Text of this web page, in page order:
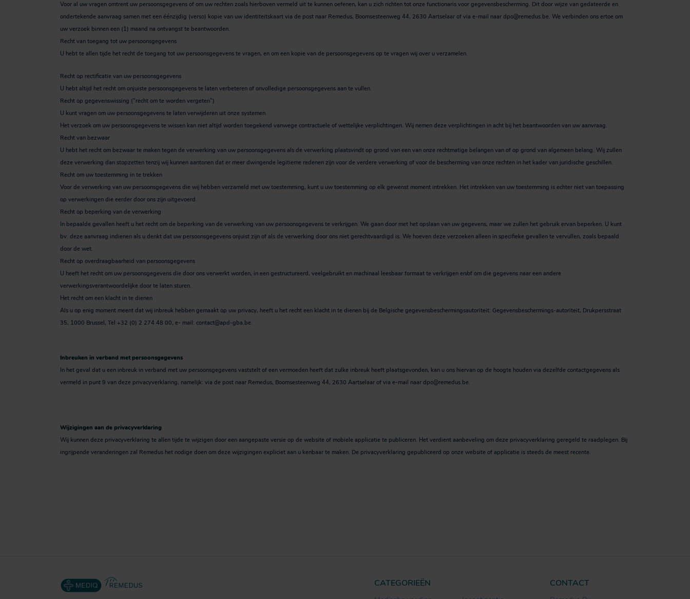
Voor al uw vragen omtrent uw persoonsgegevens of om uw rechten zoals hierboven vermeld uit te kunnen oefenen, kan u zich richten tot onze functionaris voor gegevensbescherming. Dit door wijze van gedateerde en
ondertekende aanvraag samen met een éénzijdig (verso) kopie van uw identiteitskaart via de post naar Remedus, Boomsesteenweg 44, 2630 Aartselaar of via e-mail naar dpo@remedus.be. We verbinden ons ertoe om
uw verzoek binnen een (1) maand na ontvangst te beantwoorden.
Recht van toegang tot uw persoonsgegevens
U hebt te allen tijde het recht de toegang tot uw persoonsgegevens te vragen, en om een kopie van de persoonsgegevens op te vragen wij over u verzamelen.
Recht op rectificatie van uw persoonsgegevens
U hebt altijd het recht om onjuiste persoonsgegevens te laten verbeteren of onvolledige persoonsgegevens aan te vullen.
Recht op gegevenswissing (“recht om te worden vergeten”)
U kunt vragen om uw persoonsgegevens te laten verwijderen uit onze systemen.
Het verzoek om uw persoonsgegevens te wissen kan niet altijd worden toegekend vanwege contractuele of wettelijke verplichtingen. Wij nemen deze verplichtingen in acht bij het beantwoorden van uw aanvraag.
Recht van bezwaar
U hebt het recht om bezwaar te maken tegen de verwerking van uw persoonsgegevens als de verwerking plaatsvindt op grond van een van onze rechtmatige belangen van of op grond van algemeen belang. Wij zullen
deze verwerking dan stopzetten tenzij wij kunnen aantonen dat er meer dwingende legitieme redenen zijn voor de verdere verwerking of voor de bescherming van onze rechten in het kader van juridische geschillen.
Recht om uw toestemming in te trekken
Voor de verwerking van uw persoonsgegevens die wij hebben verzameld met uw toestemming, kunt u uw toestemming op elk gewenst moment intrekken. Het intrekken van uw toestemming is echter niet van toepassing
op verwerkingen die eerder door ons zijn uitgevoerd.
Recht op beperking van de verwerking
In bepaalde gevallen heeft u het recht om de beperking van de verwerking van uw persoonsgegevens te verkrijgen. We gaan door met het opslaan van uw gegevens, maar we zullen het gebruik ervan beperken. U kunt
bv. deze aanvraag indienen als u denkt dat uw persoonsgegevens onjuist zijn of als de verwerking door ons niet gerechtvaardigd is. We hoeven deze verzoeken alleen in specifieke gevallen te vervullen, zoals bepaald
door de wet.
Recht op overdraagbaarheid van persoonsgegevens
U heeft het recht om uw persoonsgegevens die door ons verwerkt worden, in een gestructureerd, veelgebruikt en machinaal leesbaar formaat te verkrijgen en/of om die gegevens naar een andere
verwerkingsverantwoordelijke door te laten sturen.
Het recht om een klacht in te dienen
Als u op enig moment meent dat wij inbreuk hebben gemaakt op uw privacy, heeft u het recht een klacht in te dienen bij de Belgische gegevensbeschermingsautoriteit: Gegevensbeschermings-autoriteit, Drukpersstraat
35, 1000 Brussel, Tel +32 (0) 2 274 48 00, e- mail: contact@apd-gba.be.
Inbreuken in verband met persoonsgegevens
In het geval dat u een inbreuk in verband met uw persoonsgegevens vaststelt of een vermoeden heeft dat zulke inbreuk heeft plaatsgevonden, kan u ons hiervan op de hoogte houden via dezelfde contactgegevens als
vermeld in punt 9 van deze privacyverklaring, namelijk: via de post naar Remedus, Boomsesteenweg 44, 2630 Aartselaar of via e-mail naar dpo@remedus.be.
Wijzigingen aan de privacyverklaring
Wij kunnen deze privacyverklaring te allen tijde te wijzigen door een aangepaste versie op de website of mobiele applicatie te publiceren. Het verdient aanbeveling om deze privacyverklaring geregeld te raadplegen. Bij
ingrijpende veranderingen zal Remedus het nodige doen om deze wijzigingen expliciet aan u kenbaar te maken. De privacyverklaring gepubliceerd op onze website of applicatie is steeds de meest recente.
CATEGORIEËN CONTACT